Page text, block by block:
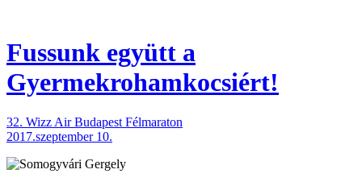
Fussunk együtt a
Gyermekrohamkocsiért!
32. Wizz Air Budapest Félmaraton
2017.szeptember 10.